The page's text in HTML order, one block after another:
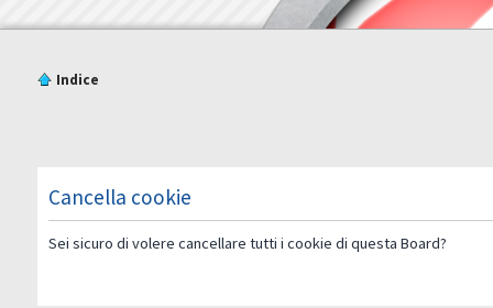
Indice
Cancella cookie
Sei sicuro di volere cancellare tutti i cookie di questa Board?